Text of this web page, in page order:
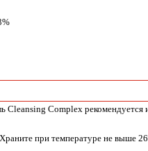
Complex рекомендуется
Храните при температуре не выше